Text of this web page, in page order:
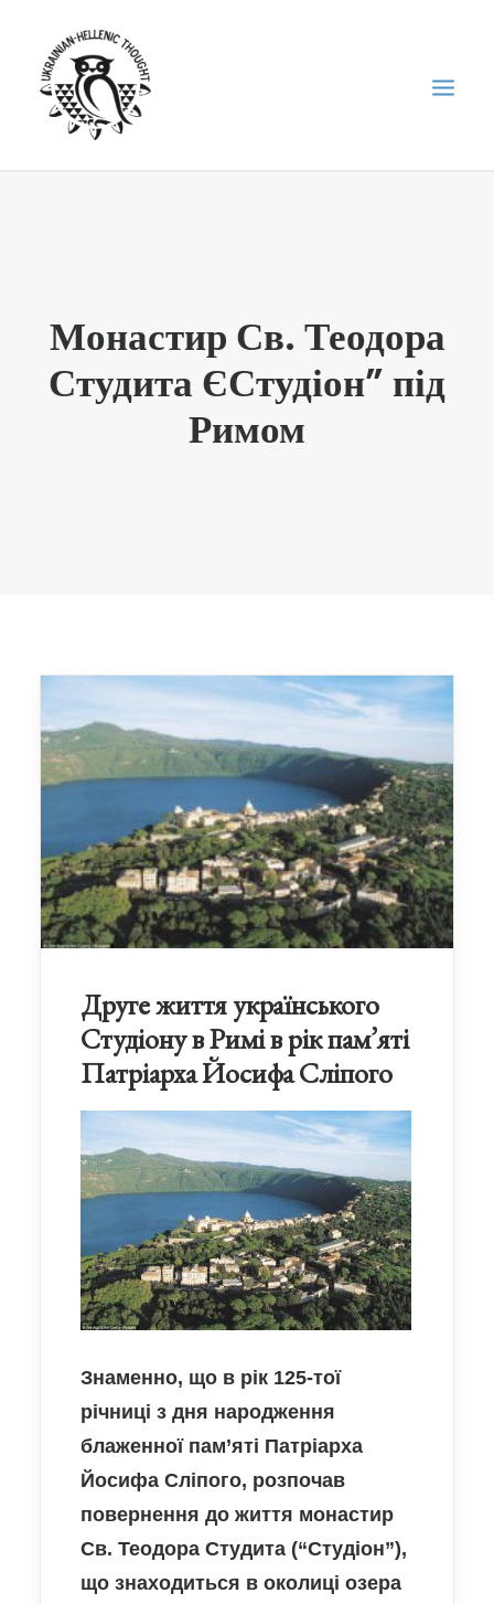
ФОРУМ УКРАЇНСЬКОЇ ДІАСПОРИ В ГРЕЦІЇ
ПРО НАС
“ВІСНИК”/”ΑΓΓΕΛΙΑΦΌΡΟΣ”
Монастир Св. Теодора
Студита ЄСтудіон” під
Римом
Друге життя українського
Студіону в Римі в рік пам’яті
Патріарха Йосифа Сліпого
Знаменно, що в рік 125-тої
річниці з дня народження
блаженної пам’яті Патріарха
Йосифа Сліпого, розпочав
повернення до життя монастир
Св. Теодора Студита (“Студіон”),
що знаходиться в околиці озера